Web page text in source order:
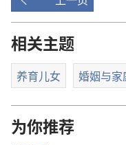
相关主题
养育儿女 婚姻与家
为你推荐